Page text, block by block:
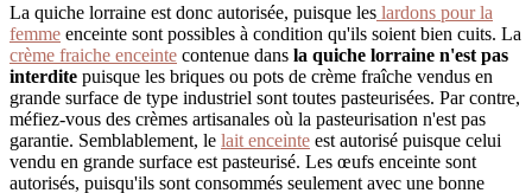
La quiche lorraine est donc autorisée, puisque les lardons pour la
femme enceinte sont possibles à condition qu'ils soient bien cuits. La
crème fraiche enceinte contenue dans la quiche lorraine n'est pas
interdite puisque les briques ou pots de crème fraîche vendus en
grande surface de type industriel sont toutes pasteurisées. Par contre,
méfiez-vous des crèmes artisanales où la pasteurisation n'est pas
garantie. Semblablement, le lait enceinte est autorisé puisque celui
vendu en grande surface est pasteurisé. Les œufs enceinte sont
autorisés, puisqu'ils sont consommés seulement avec une bonne